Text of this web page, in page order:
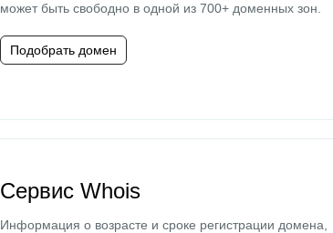
может быть свободно в одной из 700+ доменных зон.
Подобрать домен
Сервис Whois
Информация о возрасте и сроке регистрации домена,